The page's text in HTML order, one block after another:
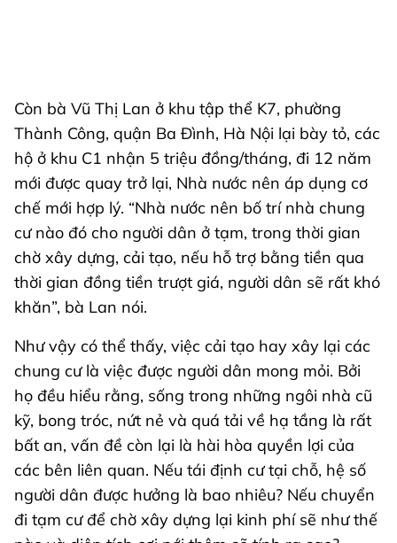
Còn bà Vũ Thị Lan ở khu tập thể K7, phường
Thành Công, quận Ba Đình, Hà Nội lại bày tỏ, các
hộ ở khu C1 nhận 5 triệu đồng/tháng, đi 12 năm
mới được quay trở lại, Nhà nước nên áp dụng cơ
chế mới hợp lý. “Nhà nước nên bố trí nhà chung
cư nào đó cho người dân ở tạm, trong thời gian
chờ xây dựng, cải tạo, nếu hỗ trợ bằng tiền qua
thời gian đồng tiền trượt giá, người dân sẽ rất khó
khăn”, bà Lan nói.
Như vậy có thể thấy, việc cải tạo hay xây lại các
chung cư là việc được người dân mong mỏi. Bởi
họ đều hiểu rằng, sống trong những ngôi nhà cũ
kỹ, bong tróc, nứt nẻ và quá tải về hạ tầng là rất
bất an, vấn đề còn lại là hài hòa quyền lợi của
các bên liên quan. Nếu tái định cư tại chỗ, hệ số
người dân được hưởng là bao nhiêu? Nếu chuyển
đi tạm cư để chờ xây dựng lại kinh phí sẽ như thế